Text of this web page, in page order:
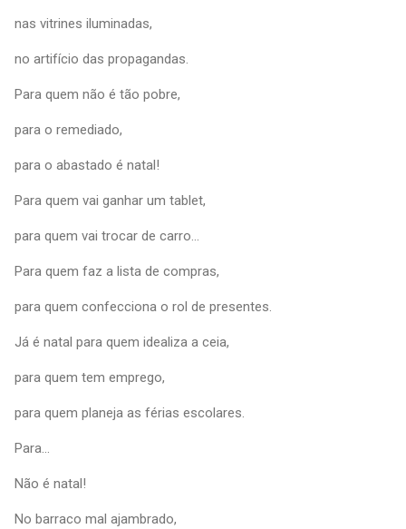
nas vitrines iluminadas,
no artifício das propagandas.
Para quem não é tão pobre,
para o remediado,
para o abastado é natal!
Para quem vai ganhar um tablet,
para quem vai trocar de carro...
Para quem faz a lista de compras,
para quem confecciona o rol de presentes.
Já é natal para quem idealiza a ceia,
para quem tem emprego,
para quem planeja as férias escolares.
Para...
Não é natal!
No barraco mal ajambrado,